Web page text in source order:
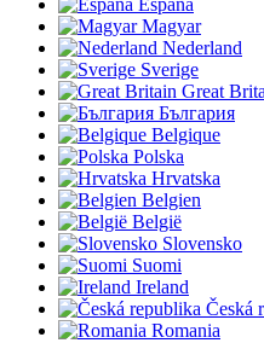
España
Magyar
Nederland
Sverige
Great
България
Belgique
Polska
Hrvatska
Belgien
België
Slovensko
Suomi
Ireland
Česká
Romania